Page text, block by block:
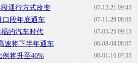
07-12-21 09:45
通行方式改变
07-11-29 08:05
口段年底通车
07-05-25 09:15
的汽车时代
06-08-04 08:07
速将下半年通车
06-01-16 07:55
将升至40%